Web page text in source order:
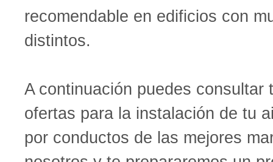
recomendable en edificios con
distintos.
A continuación puedes consultar
ofertas para la instalación de tu
por conductos de las mejores